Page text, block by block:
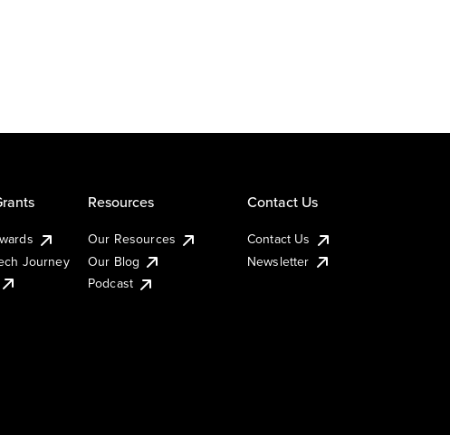
Journey
Resources
Our Resources
Our Blog
Podcast
Contact Us
Contact Us
Newsletter